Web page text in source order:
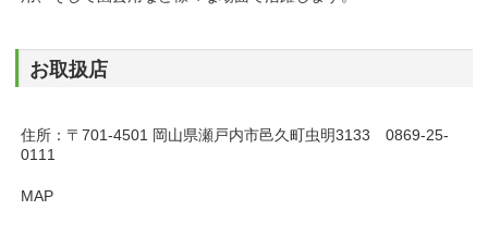
お取扱店
住所：〒701-4501 岡山県瀬戸内市邑久町虫明3133 0869-25-
0111
MAP